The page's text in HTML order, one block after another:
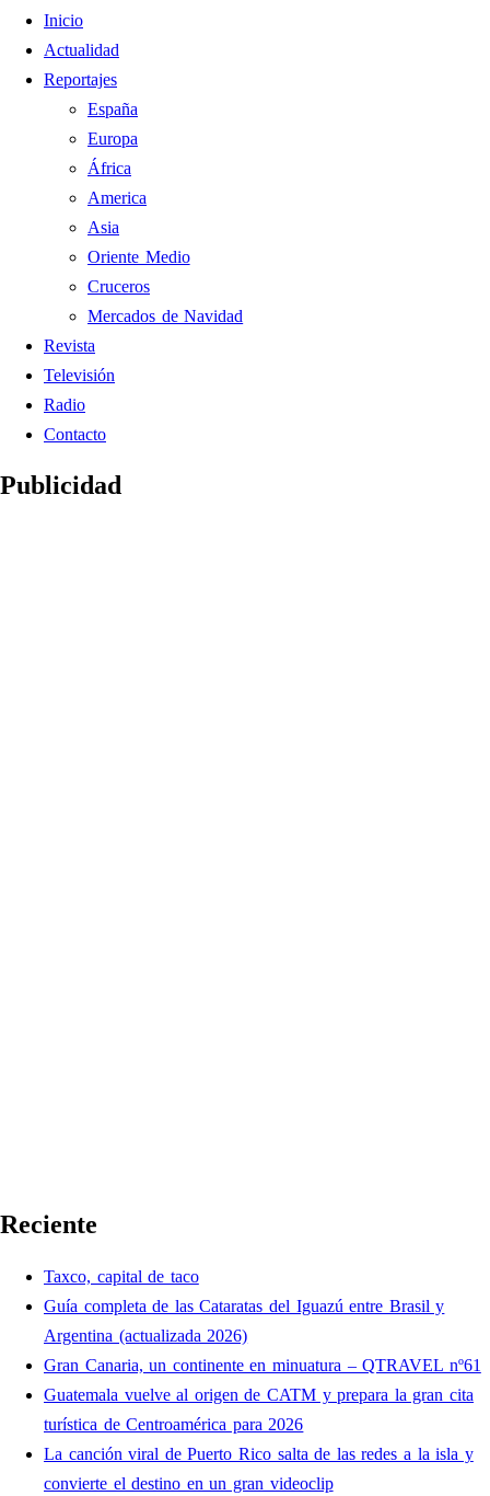
Inicio
Actualidad
Reportajes
España
Europa
África
America
Asia
Oriente Medio
Cruceros
Mercados de Navidad
Revista
Televisión
Radio
Contacto
Publicidad
Reciente
Taxco, capital de taco
Guía completa de las Cataratas del Iguazú entre Brasil y
Argentina (actualizada 2026)
Gran Canaria, un continente en minuatura – QTRAVEL nº61
Guatemala vuelve al origen de CATM y prepara la gran cita
turística de Centroamérica para 2026
La canción viral de Puerto Rico salta de las redes a la isla y
convierte el destino en un gran videoclip